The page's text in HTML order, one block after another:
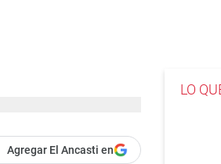
Agregar El Ancasti en
LO